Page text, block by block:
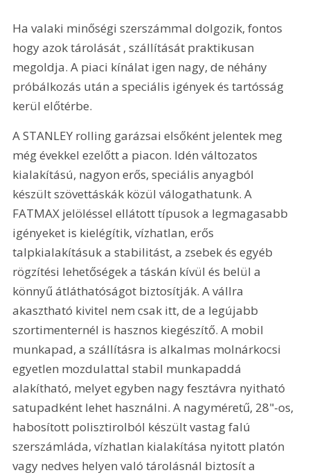
Ha valaki minőségi szerszámmal dolgozik, fontos
hogy azok tárolását , szállítását praktikusan
megoldja. A piaci kínálat igen nagy, de néhány
próbálkozás után a speciális igények és tartósság
kerül előtérbe.
A STANLEY rolling garázsai elsőként jelentek meg
még évekkel ezelőtt a piacon. Idén változatos
kialakítású, nagyon erős, speciális anyagból
készült szövettáskák közül válogathatunk. A
FATMAX jelöléssel ellátott típusok a legmagasabb
igényeket is kielégítik, vízhatlan, erős
talpkialakításuk a stabilitást, a zsebek és egyéb
rögzítési lehetőségek a táskán kívül és belül a
könnyű átláthatóságot biztosítják. A vállra
akasztható kivitel nem csak itt, de a legújabb
szortimenternél is hasznos kiegészítő. A mobil
munkapad, a szállításra is alkalmas molnárkocsi
egyetlen mozdulattal stabil munkapaddá
alakítható, melyet egyben nagy fesztávra nyitható
satupadként lehet használni. A nagyméretű, 28"-os,
habosított polisztirolból készült vastag falú
szerszámláda, vízhatlan kialakítása nyitott platón
vagy nedves helyen való tárolásnál biztosít a